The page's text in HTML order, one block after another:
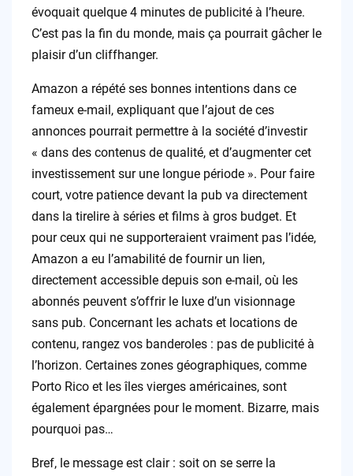
évoquait quelque 4 minutes de publicité à l’heure.
C’est pas la fin du monde, mais ça pourrait gâcher le
plaisir d’un cliffhanger.
Amazon a répété ses bonnes intentions dans ce
fameux e-mail, expliquant que l’ajout de ces
annonces pourrait permettre à la société d’investir
« dans des contenus de qualité, et d’augmenter cet
investissement sur une longue période ». Pour faire
court, votre patience devant la pub va directement
dans la tirelire à séries et films à gros budget. Et
pour ceux qui ne supporteraient vraiment pas l’idée,
Amazon a eu l’amabilité de fournir un lien,
directement accessible depuis son e-mail, où les
abonnés peuvent s’offrir le luxe d’un visionnage
sans pub. Concernant les achats et locations de
contenu, rangez vos banderoles : pas de publicité à
l’horizon. Certaines zones géographiques, comme
Porto Rico et les îles vierges américaines, sont
également épargnées pour le moment. Bizarre, mais
pourquoi pas…
Bref, le message est clair : soit on se serre la